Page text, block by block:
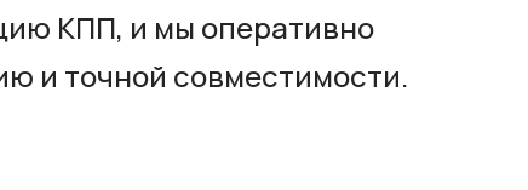
КПП, и мы оперативно
и точной совместимости.